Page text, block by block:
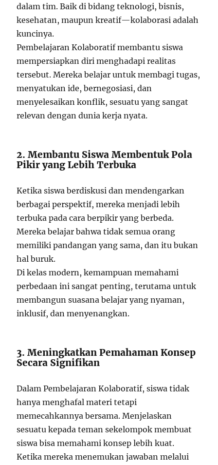
dalam tim. Baik di bidang teknologi, bisnis,
kesehatan, maupun kreatif—kolaborasi adalah
kuncinya.
Pembelajaran Kolaboratif membantu siswa
mempersiapkan diri menghadapi realitas
tersebut. Mereka belajar untuk membagi tugas,
menyatukan ide, bernegosiasi, dan
menyelesaikan konflik, sesuatu yang sangat
relevan dengan dunia kerja nyata.
2. Membantu Siswa Membentuk Pola
Pikir yang Lebih Terbuka
Ketika siswa berdiskusi dan mendengarkan
berbagai perspektif, mereka menjadi lebih
terbuka pada cara berpikir yang berbeda.
Mereka belajar bahwa tidak semua orang
memiliki pandangan yang sama, dan itu bukan
hal buruk.
Di kelas modern, kemampuan memahami
perbedaan ini sangat penting, terutama untuk
membangun suasana belajar yang nyaman,
inklusif, dan menyenangkan.
3. Meningkatkan Pemahaman Konsep
Secara Signifikan
Dalam Pembelajaran Kolaboratif, siswa tidak
hanya menghafal materi tetapi
memecahkannya bersama. Menjelaskan
sesuatu kepada teman sekelompok membuat
siswa bisa memahami konsep lebih kuat.
Ketika mereka menemukan jawaban melalui